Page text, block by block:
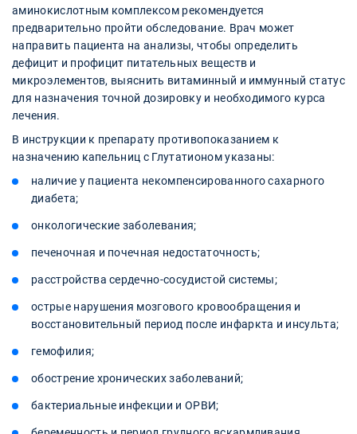
аминокислотным комплексом рекомендуется
предварительно пройти обследование. Врач может
направить пациента на анализы, чтобы определить
дефицит и профицит питательных веществ и
микроэлементов, выяснить витаминный и иммунный статус
для назначения точной дозировку и необходимого курса
лечения.
В инструкции к препарату противопоказанием к
назначению капельниц с Глутатионом указаны:
наличие у пациента некомпенсированного сахарного
диабета;
онкологические заболевания;
печеночная и почечная недостаточность;
расстройства сердечно-сосудистой системы;
острые нарушения мозгового кровообращения и
восстановительный период после инфаркта и инсульта;
гемофилия;
обострение хронических заболеваний;
бактериальные инфекции и ОРВИ;